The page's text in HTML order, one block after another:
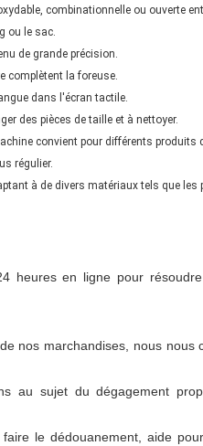
combinationnelle ou ouverte
ou le sac.
de grande précision.
complètent la foreuse.
dans l'écran tactile.
des pièces de taille et à nettoyer.
convient pour différents produits
régulier.
à de divers matériaux tels que
heures en ligne pour
nos marchandises, nous
au sujet du dégagement
le dédouanement, aide